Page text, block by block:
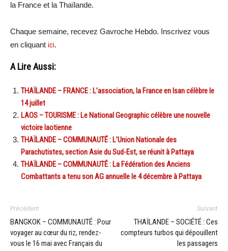
la France et la Thaïlande.
Chaque semaine, recevez Gavroche Hebdo. Inscrivez vous
en cliquant ici.
A Lire Aussi:
THAÏLANDE – FRANCE : L’association, la France en Isan célèbre le
14 juillet
LAOS – TOURISME : Le National Geographic célèbre une nouvelle
victoire laotienne
THAÏLANDE – COMMUNAUTÉ : L’Union Nationale des
Parachutistes, section Asie du Sud-Est, se réunit à Pattaya
THAÏLANDE – COMMUNAUTÉ : La Fédération des Anciens
Combattants a tenu son AG annuelle le 4 décembre à Pattaya
Précédent
BANGKOK – COMMUNAUTÉ : Pour
voyager au cœur du riz, rendez-
vous le 16 mai avec Français du
Suivant
THAÏLANDE – SOCIÉTÉ : Ces
compteurs turbos qui dépouillent
les passagers